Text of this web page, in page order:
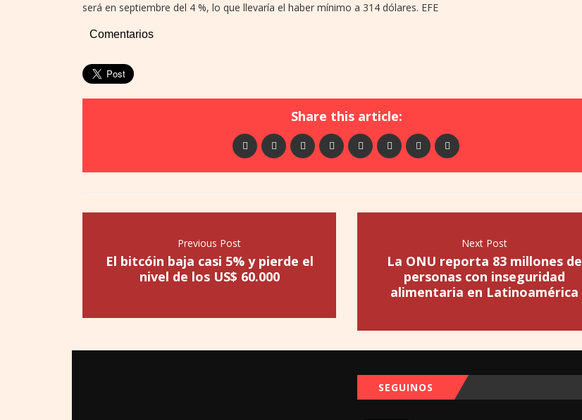
será en septiembre del 4 %, lo que llevaría el haber mínimo a 314 dólares. EFE
Comentarios
Share this article:
Previous Post
El bitcóin baja casi 5% y pierde el
nivel de los US$ 60.000
Next Post
La ONU reporta 83 millones de
personas con inseguridad
alimentaria en Latinoamérica
SEGUINOS